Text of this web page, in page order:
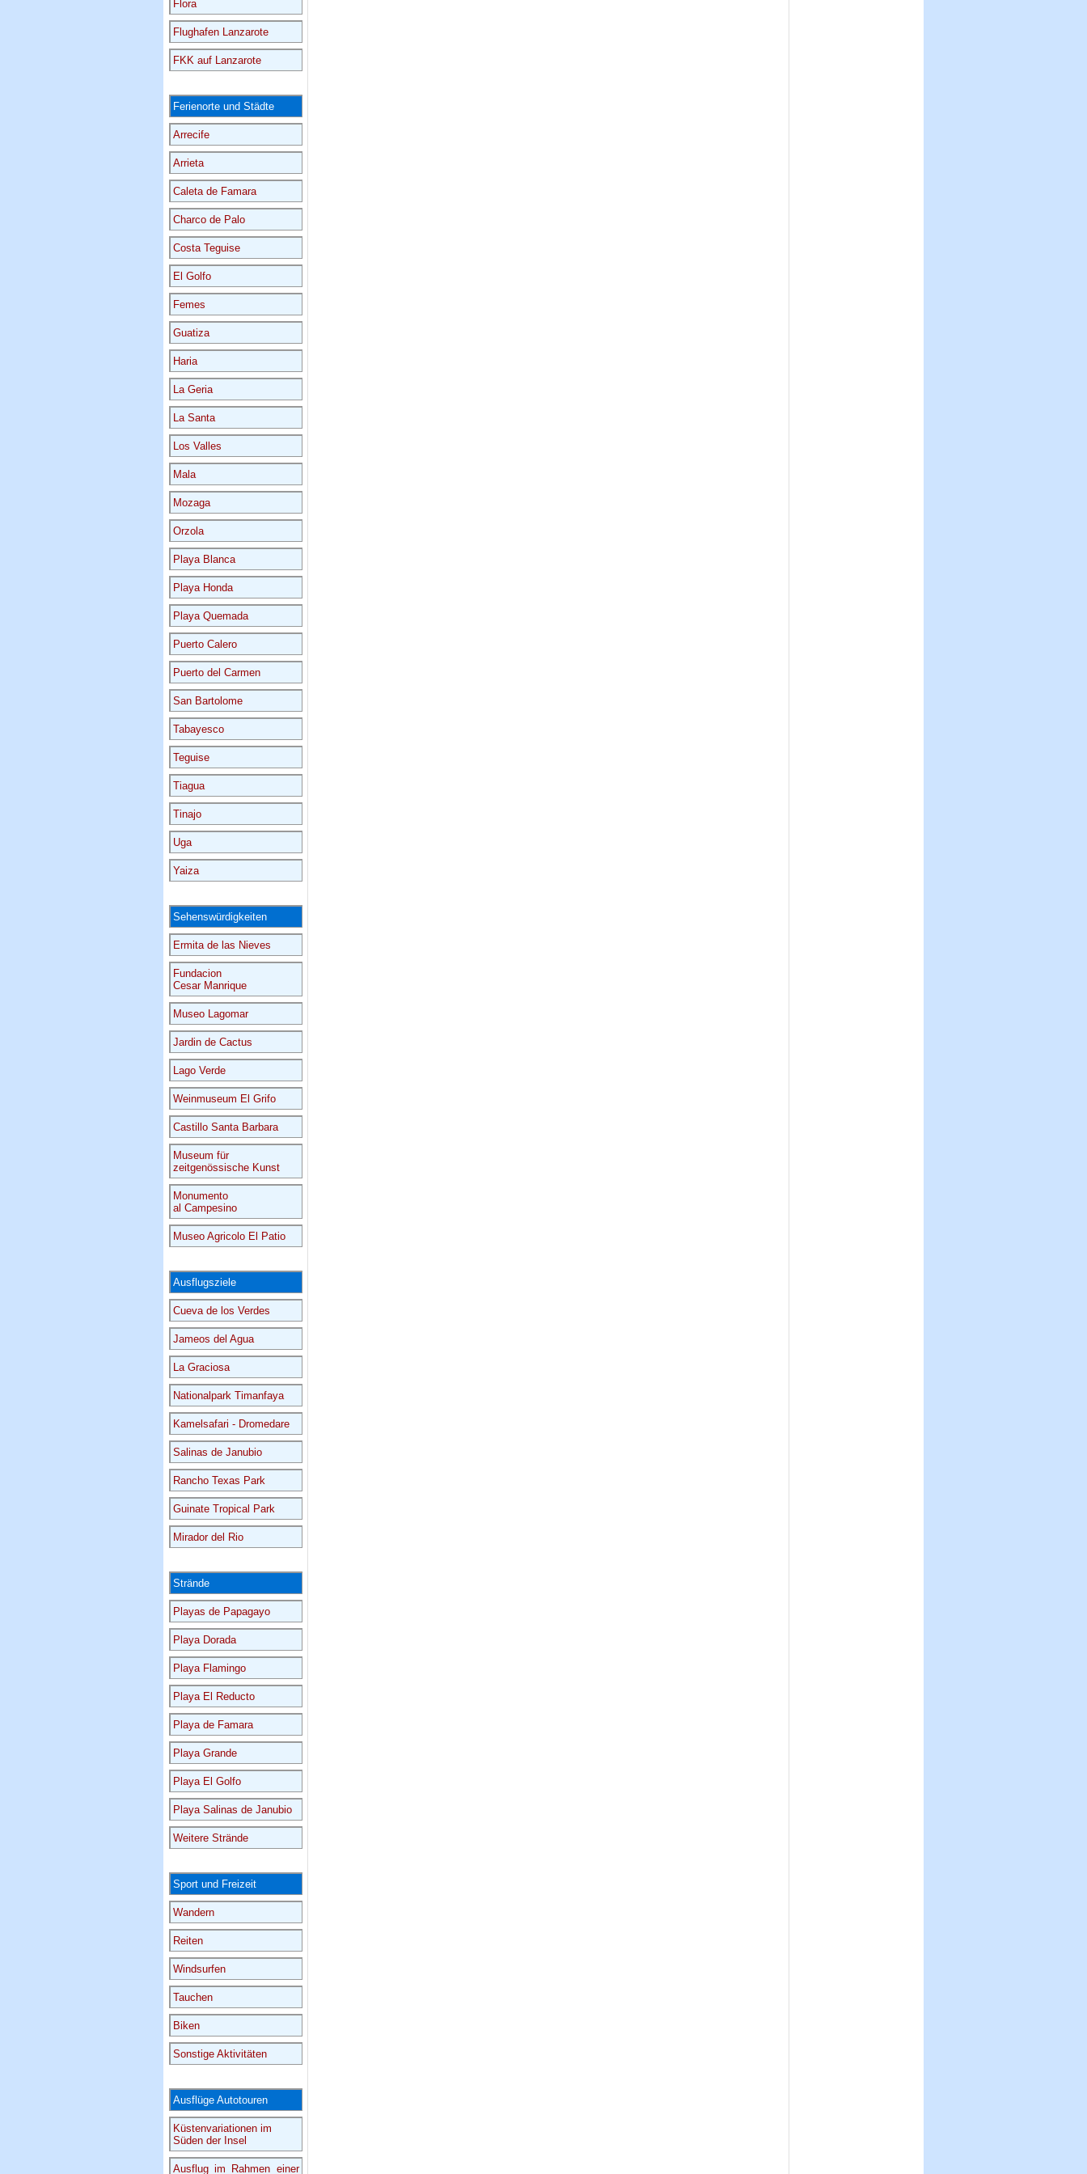
Flora
Flughafen Lanzarote
FKK auf Lanzarote
Ferienorte und Städte
Arrecife
Arrieta
Caleta de Famara
Charco de Palo
Costa Teguise
El Golfo
Femes
Guatiza
Haria
La Geria
La Santa
Los Valles
Mala
Mozaga
Orzola
Playa Blanca
Playa Honda
Playa Quemada
Puerto Calero
Puerto del Carmen
San Bartolome
Tabayesco
Teguise
Tiagua
Tinajo
Uga
Yaiza
Sehenswürdigkeiten
Ermita de las Nieves
Fundacion
Cesar Manrique
Museo Lagomar
Jardin de Cactus
Lago Verde
Weinmuseum El Grifo
Castillo Santa Barbara
Museum für
zeitgenössische Kunst
Monumento
al Campesino
Museo Agricolo El Patio
Ausflugsziele
Cueva de los Verdes
Jameos del Agua
La Graciosa
Nationalpark Timanfaya
Kamelsafari - Dromedare
Salinas de Janubio
Rancho Texas Park
Guinate Tropical Park
Mirador del Rio
Strände
Playas de Papagayo
Playa Dorada
Playa Flamingo
Playa El Reducto
Playa de Famara
Playa Grande
Playa El Golfo
Playa Salinas de Janubio
Weitere Strände
Sport und Freizeit
Wandern
Reiten
Windsurfen
Tauchen
Biken
Sonstige Aktivitäten
Ausflüge Autotouren
Küstenvariationen im
Süden der Insel
Ausflug im Rahmen einer